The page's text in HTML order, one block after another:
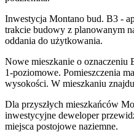
Inwestycja Montano bud. B3 -
trakcie budowy z planowanym
oddania do użytkowania.
Nowe mieszkanie o oznaczeniu
1-poziomowe. Pomieszczenia
wysokości. W mieszkaniu
Dla przyszłych mieszkańców
inwestycyjne deweloper
miejsca postojowe naziemne.